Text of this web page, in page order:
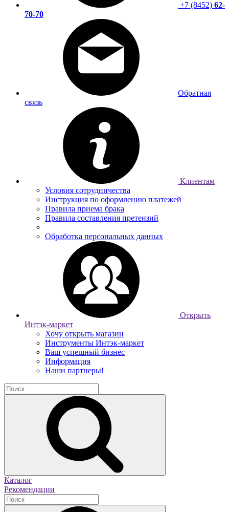
+7 (8452) 62-
70-70
Обратная
связь
Клиентам
Условия сотрудничества
Инструкция по оформлению платежей
Правила приема брака
Правила составления претензий
Обработка персональных данных
Открыть
Интэк-маркет
Хочу открыть магазин
Инструменты Интэк-маркет
Ваш успешный бизнес
Информация
Наши партнеры!
Каталог
Рекомендации